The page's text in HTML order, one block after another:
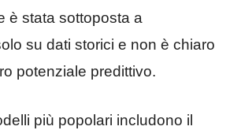
è stata sottoposta a
su dati storici e non è chiaro
potenziale predittivo.
più popolari includono il